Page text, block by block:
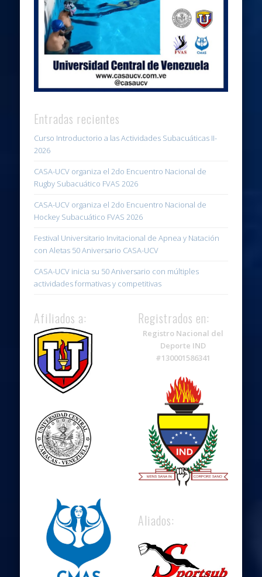
Entradas recientes
Curso Introductorio a las Actividades Subacuáticas II-
2026
CASA-UCV organiza el 2do Encuentro Nacional de
Rugby Subacuático FVAS 2026
CASA-UCV organiza el 2do Encuentro Nacional de
Hockey Subacuático FVAS 2026
Festival Universitario Invitacional de Apnea y Natación
con Aletas 50 Aniversario CASA-UCV
CASA-UCV inicia su 50 Aniversario con múltiples
actividades formativas y competitivas
Afiliados a: Registrados en:
Registro Nacional del
Deporte IND
#130001586341
Aliados: